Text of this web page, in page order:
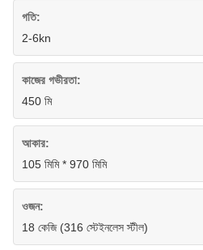
গতি:
2-6kn
কাজের গভীরতা:
450 মি
আকার:
105 মিমি * 970 মিমি
ওজন:
18 কেজি (316 স্টেইনলেস স্টীল)